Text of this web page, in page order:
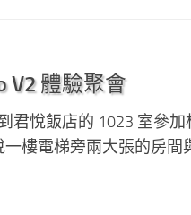
V2 體驗聚會
君悅飯店的 1023 室參加
一樓電梯旁兩大張的房間